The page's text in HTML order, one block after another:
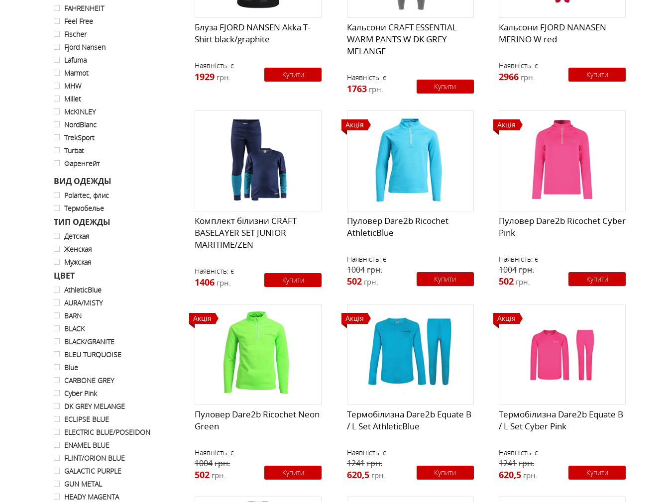
FAHRENHEIT
Feel Free
Fischer
Fjord Nansen
Lafuma
Marmot
MHW
Millet
MсKINLEY
NordBlanc
TrekSport
Turbat
Фаренгейт
ВИД ОДЕЖДЫ
Polartec, флис
Термобелье
ТИП ОДЕЖДЫ
Детская
Женская
Мужская
ЦВЕТ
AthleticBlue
AURA/MISTY
BARN
BLACK
BLACK/GRANITE
BLEU TURQUOISE
Blue
CARBONE GREY
Cyber Pink
DK GREY MELANGE
ECLIPSE BLUE
ELECTRIC BLUE/POSEIDON
ENAMEL BLUE
FLINT/ORION BLUE
GALACTIC PURPLE
GUN METAL
HEADY MAGENTA
Блуза FJORD NANSEN Akka T-
Shirt black/graphite
Наявність: є
1929 грн. Купити
Кальсони CRAFT ESSENTIAL
WARM PANTS W DK GREY
MELANGE
Наявність: є
1763 грн. Купити
Кальсони FJORD NANASEN
MERINO W red
Наявність: є
2966 грн. Купити
Комплект білизни CRAFT
BASELAYER SET JUNIOR
MARITIME/ZEN
Наявність: є
1406 грн. Купити
Акція
Пуловер Dare2b Ricochet
AthleticBlue
Наявність: є
1004грн.
502 грн. Купити
Акція
Пуловер Dare2b Ricochet Cyber
Pink
Наявність: є
1004грн.
502 грн. Купити
Акція
Пуловер Dare2b Ricochet Neon
Green
Наявність: є
1004грн.
502 грн. Купити
Акція
Термобілизна Dare2b Equate B
/ L Set AthleticBlue
Наявність: є
1241грн.
620,5 грн. Купити
Акція
Термобілизна Dare2b Equate B
/ L Set Cyber ​​Pink
Наявність: є
1241грн.
620,5 грн. Купити